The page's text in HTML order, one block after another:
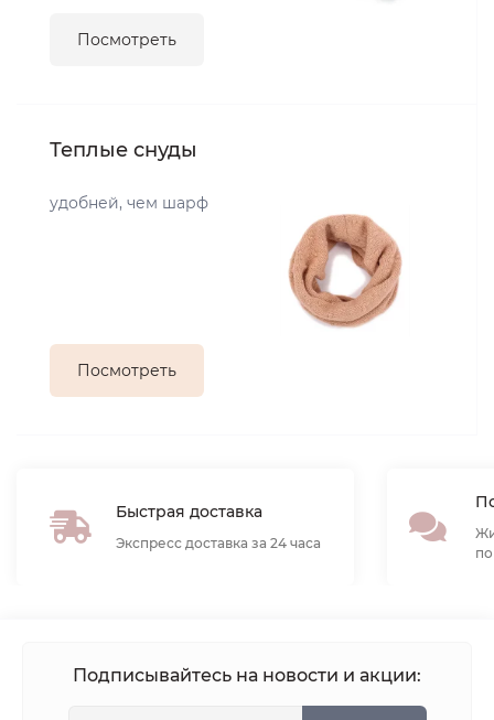
Посмотреть
Теплые снуды
удобней, чем шарф
Посмотреть
Быстрая доставка
Экспресс доставка за 24 часа
Подписывайтесь на новости и акции: